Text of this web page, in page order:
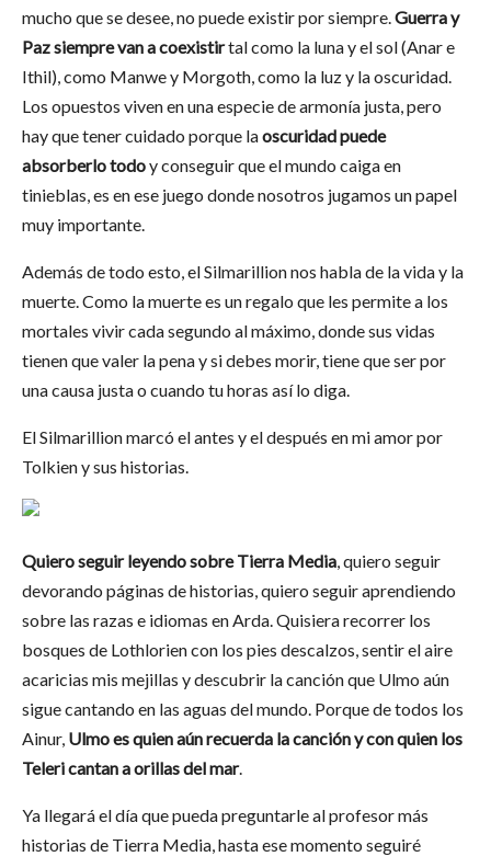
mucho que se desee, no puede existir por siempre.Guerra y
Paz siempre van a coexistirtal como la luna y el sol (Anar e
Ithil), como Manwe y Morgoth, como la luz y la oscuridad.
Los opuestos viven en una especie de armonía justa, pero
hay que tener cuidado porque laoscuridad puede
absorberlo todoy conseguir que el mundo caiga en
tinieblas, es en ese juego donde nosotros jugamos un papel
muy importante.
Además de todo esto, el Silmarillion nos habla de la vida y la
muerte. Como la muerte es un regalo que les permite a los
mortales vivir cada segundo al máximo, donde sus vidas
tienen que valer la pena y si debes morir, tiene que ser por
una causa justa o cuando tu horas así lo diga.
El Silmarillion marcó el antes y el después en mi amor por
Tolkien y sus historias.
Quiero seguir leyendo sobre Tierra Media, quiero seguir
devorando páginas de historias, quiero seguir aprendiendo
sobre las razas e idiomas en Arda. Quisiera recorrer los
bosques de Lothlorien con los pies descalzos, sentir el aire
acaricias mis mejillas y descubrir la canción que Ulmo aún
sigue cantando en las aguas del mundo. Porque de todos los
Ainur, Ulmo es quien aún recuerda la canción y con quien los
Teleri cantan a orillas del mar.
Ya llegará el día que pueda preguntarle al profesor más
historias de Tierra Media, hasta ese momento seguiré